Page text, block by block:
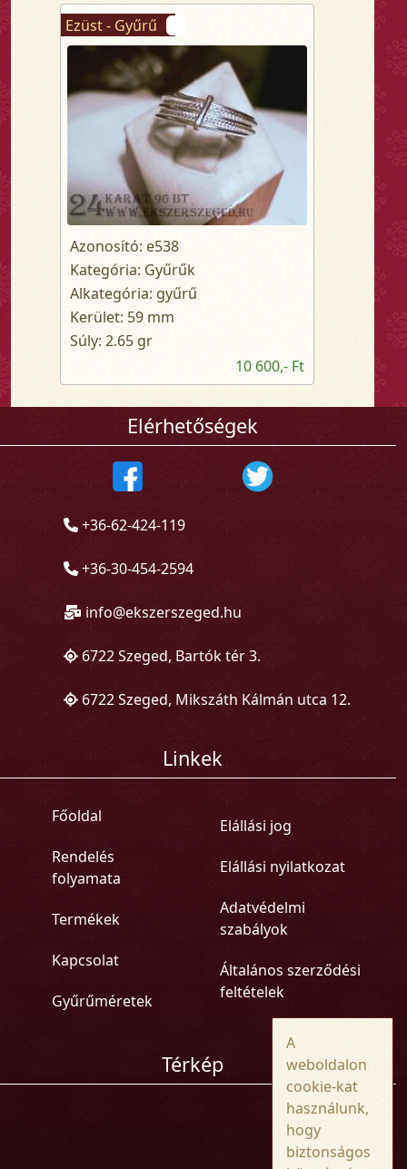
Ezüst - Gyűrű
Azonosító: e538
Kategória: Gyűrűk
Alkategória: gyűrű
Kerület: 59 mm
Súly: 2.65 gr
10 600,- Ft
Elérhetőségek
+36-62-424-119
+36-30-454-2594
info@ekszerszeged.hu
6722 Szeged, Bartók tér 3.
6722 Szeged, Mikszáth Kálmán utca 12.
Linkek
Főoldal
Rendelés
folyamata
Termékek
Kapcsolat
Gyűrűméretek
Elállási jog
Elállási nyilatkozat
Adatvédelmi
szabályok
Általános szerződési
feltételek
Térkép
A
weboldalon
cookie-kat
használunk,
hogy
biztonságos